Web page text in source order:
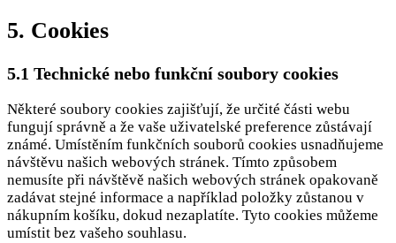
5. Cookies
5.1 Technické nebo funkční soubory cookies
Některé soubory cookies zajišťují, že určité části webu
fungují správně a že vaše uživatelské preference zůstávají
známé. Umístěním funkčních souborů cookies usnadňujeme
návštěvu našich webových stránek. Tímto způsobem
nemusíte při návštěvě našich webových stránek opakovaně
zadávat stejné informace a například položky zůstanou v
nákupním košíku, dokud nezaplatíte. Tyto cookies můžeme
umístit bez vašeho souhlasu.